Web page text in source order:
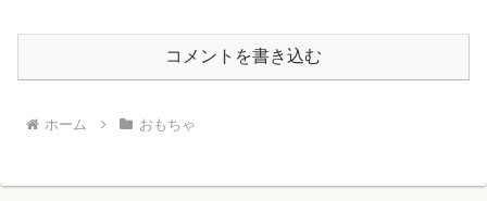
コメントを書き込む
ホーム おもちゃ